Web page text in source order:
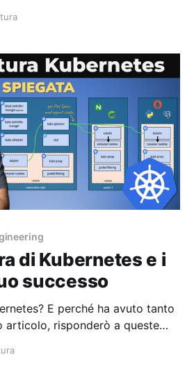
È importante notare
di Kubernetes e i
successo
E perché ha avuto tanto
resa la soluzione più dominante